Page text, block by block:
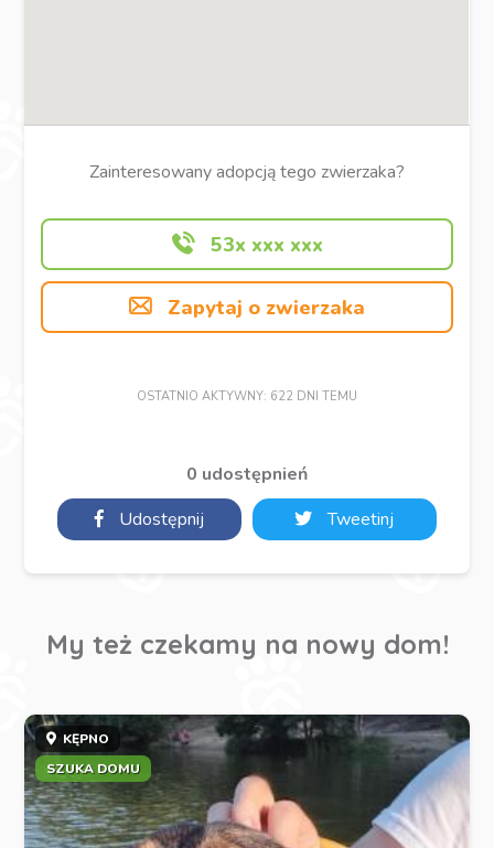
Zainteresowany adopcją tego zwierzaka?
53x xxx xxx
Zapytaj o zwierzaka
OSTATNIO AKTYWNY: 622 DNI TEMU
0 udostępnień
Udostępnij
Tweetinj
My też czekamy na nowy dom!
KĘPNO
SZUKA DOMU